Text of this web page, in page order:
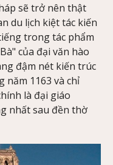
sẽ trở nên thật
du lịch kiệt tác kiến
trong tác phẩm
của đại văn hào
đậm nét kiến trúc
năm 1163 và chỉ
là đại giáo
nhất sau đền thờ